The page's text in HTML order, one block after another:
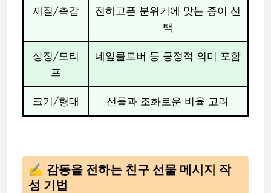
재질/촉감
전하고픈 분위기에 맞는 종이 선
택
상징/모티
프
네잎클로버 등 긍정적 의미 포함
크기/형태 선물과 조화로운 비율 고려
✍️ 감동을 전하는 친구 선물 메시지 작
성 기법